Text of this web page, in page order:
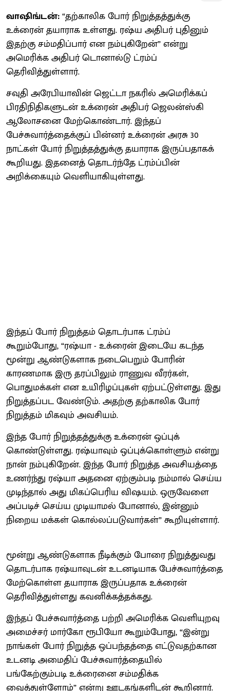
வாஷிங்டன்:“தற்காலிக போர் நிறுத்தத்துக்கு
உக்ரைன் தயாராக உள்ளது. ரஷ்ய அதிபர் புதினும்
இதற்கு சம்மதிப்பார் என நம்புகிறேன்” என்று
அமெரிக்க அதிபர் டொனால்டு ட்ரம்ப்
தெரிவித்துள்ளார்.
சவுதி அரேபியாவின் ஜெட்டா நகரில் அமெரிக்கப்
பிரதிநிதிகளுடன் உக்ரைன் அதிபர் ஜெலன்ஸ்கி
ஆலோசனை மேற்கொண்டார். இந்தப்
பேச்சுவார்த்தைக்குப் பின்னர் உக்ரைன் அரசு 30
நாட்கள் போர் நிறுத்தத்துக்கு தயாராக இருப்பதாகக்
கூறியது. இதனைத் தொடர்ந்தே ட்ரம்ப்பின்
அறிக்கையும் வெளியாகியுள்ளது.
இந்தப் போர் நிறுத்தம் தொடர்பாக ட்ரம்ப்
கூறும்போது, “ரஷ்யா - உக்ரைன் இடையே கடந்த
மூன்று ஆண்டுகளாக நடைபெறும் போரின்
காரணமாக இரு தரப்பிலும் ராணுவ வீரர்கள்,
பொதுமக்கள் என உயிரிழப்புகள் ஏற்பட்டுள்ளது. இது
நிறுத்தப்பட வேண்டும். அதற்கு தற்காலிக போர்
நிறுத்தம் மிகவும் அவசியம்.
இந்த போர் நிறுத்தத்துக்கு உக்ரைன் ஒப்புக்
கொண்டுள்ளது. ரஷ்யாவும் ஒப்புக்கொள்ளும் என்று
நான் நம்புகிறேன். இந்த போர் நிறுத்த அவசியத்தை
உணர்ந்து ரஷ்யா அதனை ஏற்கும்படி நம்மால் செய்ய
முடிந்தால் அது மிகப்பெரிய விஷயம். ஒருவேளை
அப்படிச் செய்ய முடியாமல் போனால், இன்னும்
நிறைய மக்கள் கொல்லப்படுவார்கள்” கூறியுள்ளார்.
மூன்று ஆண்டுகளாக நீடிக்கும் போரை நிறுத்துவது
தொடர்பாக ரஷ்யாவுடன் உடனடியாக பேச்சுவார்த்தை
மேற்கொள்ள தயாராக இருப்பதாக உக்ரைன்
தெரிவித்துள்ளது கவனிக்கத்தக்கது.
இந்தப் பேச்சுவார்த்தை பற்றி அமெரிக்க வெளியுறவு
அமைச்சர் மார்கோ ரூபியோ கூறும்போது, “இன்று
நாங்கள் போர் நிறுத்த ஒப்பந்தத்தை எட்டுவதற்கான
உடனடி அமைதிப் பேச்சுவார்த்தையில்
பங்கேற்கும்படி உக்ரைனை சம்மதிக்க
வைத்துள்ளோம்” என்று ஊடகங்களிடன் கூறினார்.